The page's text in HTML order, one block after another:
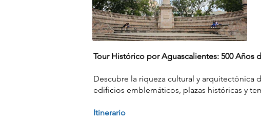
Tour Histórico por Aguascalientes: 500 Años
Descubre la riqueza cultural y arquitectónica
edificios emblemáticos, plazas históricas y
Itinerario